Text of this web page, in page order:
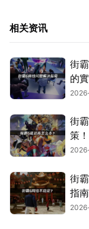
相关资讯
街
的
街
策！
街
指南